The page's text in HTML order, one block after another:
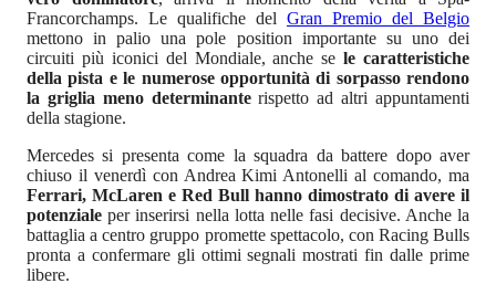
Francorchamps. Le qualifiche del Gran Premio del Belgio
mettono in palio una pole position importante su uno dei
circuiti più iconici del Mondiale, anche sele caratteristiche
della pista e le numerose opportunità di sorpasso rendono
la griglia meno determinanterispetto ad altri appuntamenti
della stagione.
Mercedes si presenta come la squadra da battere dopo aver
chiuso il venerdì con Andrea Kimi Antonelli al comando, ma
Ferrari, McLaren e Red Bull hanno dimostrato di avere il
potenziale per inserirsi nella lotta nelle fasi decisive. Anche la
battaglia a centro gruppo promette spettacolo, con Racing Bulls
pronta a confermare gli ottimi segnali mostrati fin dalle prime
libere.